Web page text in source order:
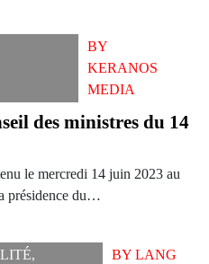
BY
KERANOS
MEDIA
des ministres du 14
le mercredi 14 juin 2023 au
présidence du…
,
BYLANG